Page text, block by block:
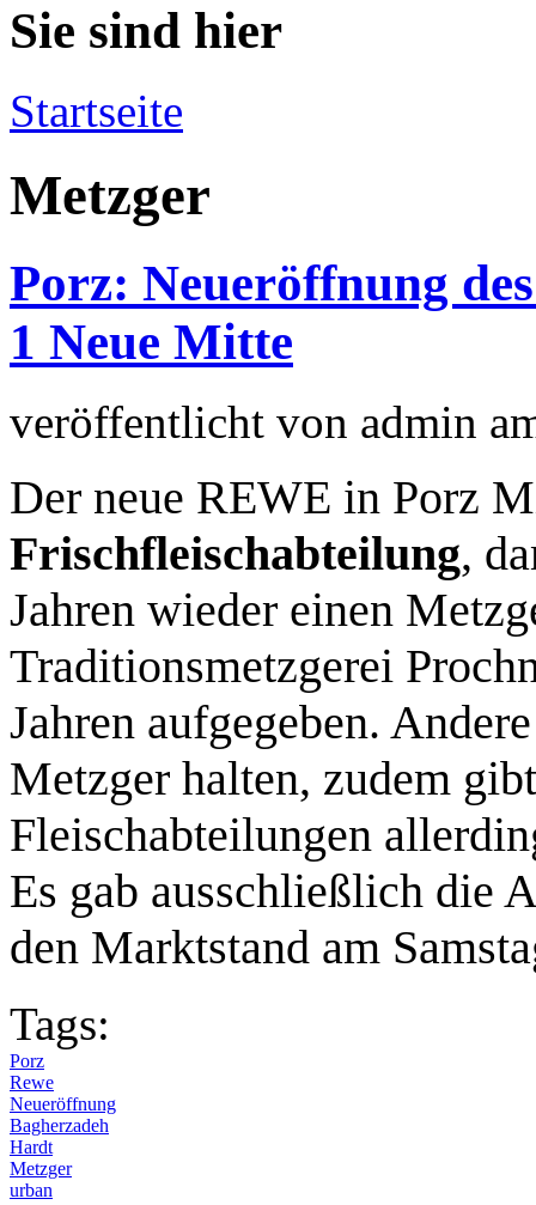
Sie sind hier
Startseite
Metzger
Porz: Neueröffnung
1 Neue Mitte
veröffentlicht von admin
Der neue REWE in Porz
Frischfleischabteilung,
Jahren wieder einen
Traditionsmetzgerei
Jahren aufgegeben.
Metzger halten, zudem
Fleischabteilungen
Es gab ausschließlich die
den Marktstand am
Tags:
Porz
Rewe
Neueröffnung
Bagherzadeh
Hardt
Metzger
urban